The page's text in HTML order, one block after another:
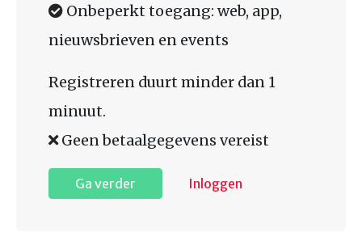
Onbeperkt toegang: web, app,
nieuwsbrieven en events
Registreren duurt minder dan 1
minuut.
Geen betaalgegevens vereist
Ga verder Inloggen